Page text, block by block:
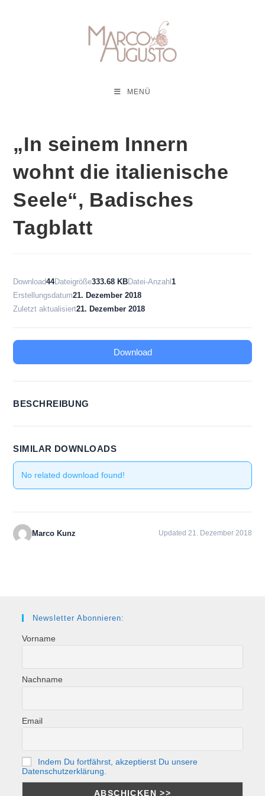
MENÜ
„In seinem Innern
wohnt die italienische
Seele“, Badisches
Tagblatt
Download44Dateigröße333.68 KBDatei-Anzahl 1
Erstellungsdatum21. Dezember 2018
Zuletzt aktualisiert21. Dezember 2018
Download
BESCHREIBUNG
SIMILAR DOWNLOADS
No related download found!
Marco Kunz Updated 21. Dezember 2018
Newsletter Abonnieren:
Vorname
Nachname
Email
Indem Du fortfährst, akzeptierst Du unsere
Datenschutzerklärung.